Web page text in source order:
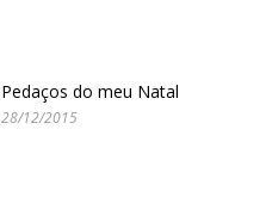
Pedaços do meu Natal
28/12/2015